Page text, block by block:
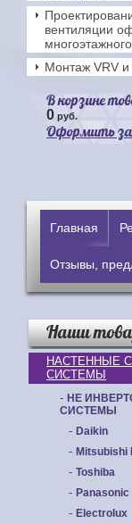
вентиляции
Монтаж VRV и
В корзине
0 руб.
Оформить
Главная
Отзывы,
Наши
НАСТЕННЫЕ
СИСТЕМЫ
- НЕ
СИСТЕМЫ
- Daikin
- Mitsubishi
- Toshiba
- Panasonic
- Electrolux